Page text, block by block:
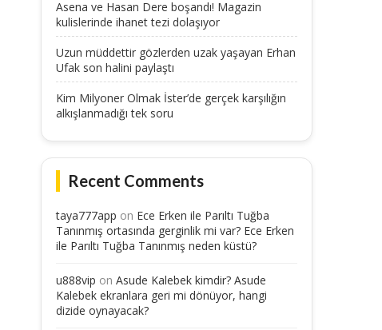
Asena ve Hasan Dere boşandı! Magazin
kulislerinde ihanet tezi dolaşıyor
Uzun müddettir gözlerden uzak yaşayan Erhan
Ufak son halini paylaştı
Kim Milyoner Olmak İster’de gerçek karşılığın
alkışlanmadığı tek soru
Recent Comments
taya777app on Ece Erken ile Parıltı Tuğba
Tanınmış ortasında gerginlik mi var? Ece Erken
ile Parıltı Tuğba Tanınmış neden küstü?
u888vip on Asude Kalebek kimdir? Asude
Kalebek ekranlara geri mi dönüyor, hangi
dizide oynayacak?